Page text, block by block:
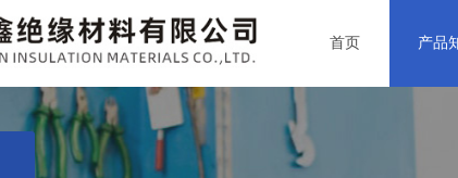
首页 产品